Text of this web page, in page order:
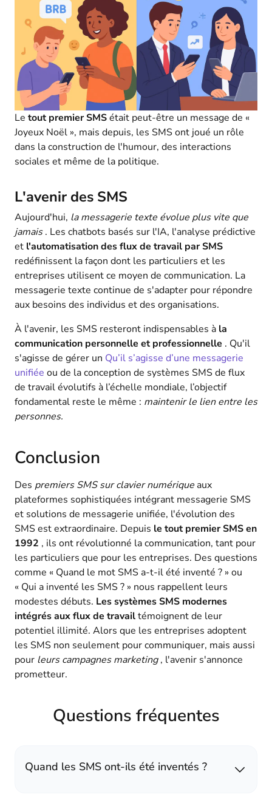
Le tout premier SMSétait peut-être un message de «
Joyeux Noël », mais depuis, les SMS ont joué un rôle
dans la construction de l'humour, des interactions
sociales et même de la politique.
L'avenir des SMS
Aujourd'hui, la messagerie texte évolue plus vite que
jamais. Les chatbots basés sur l'IA, l'analyse prédictive
et l'automatisation des flux de travail par SMS
redéfinissent la façon dont les particuliers et les
entreprises utilisent ce moyen de communication. La
messagerie texte continue de s'adapter pour répondre
aux besoins des individus et des organisations.
À l'avenir, les SMS resteront indispensables à la
communication personnelle et professionnelle . Qu'il
s'agisse de gérer un Qu’il s’agisse d’une messagerie
unifiée ou de la conception de systèmes SMS de flux
de travail évolutifs à l’échelle mondiale, l’objectif
fondamental reste le même : maintenir le lien entre les
personnes.
Conclusion
Des premiers SMS sur clavier numérique aux
plateformes sophistiquées intégrant messagerie SMS
et solutions de messagerie unifiée, l'évolution des
SMS est extraordinaire. Depuis le tout premier SMS en
1992 , ils ont révolutionné la communication, tant pour
les particuliers que pour les entreprises. Des questions
comme « Quand le mot SMS a-t-il été inventé ? » ou
« Qui a inventé les SMS ? » nous rappellent leurs
modestes débuts. Les systèmes SMS modernes
intégrés aux flux de travailtémoignent de leur
potentiel illimité. Alors que les entreprises adoptent
les SMS non seulement pour communiquer, mais aussi
pour leurs campagnes marketing, l'avenir s'annonce
prometteur.
Questions fréquentes
Quand les SMS ont-ils été inventés ?